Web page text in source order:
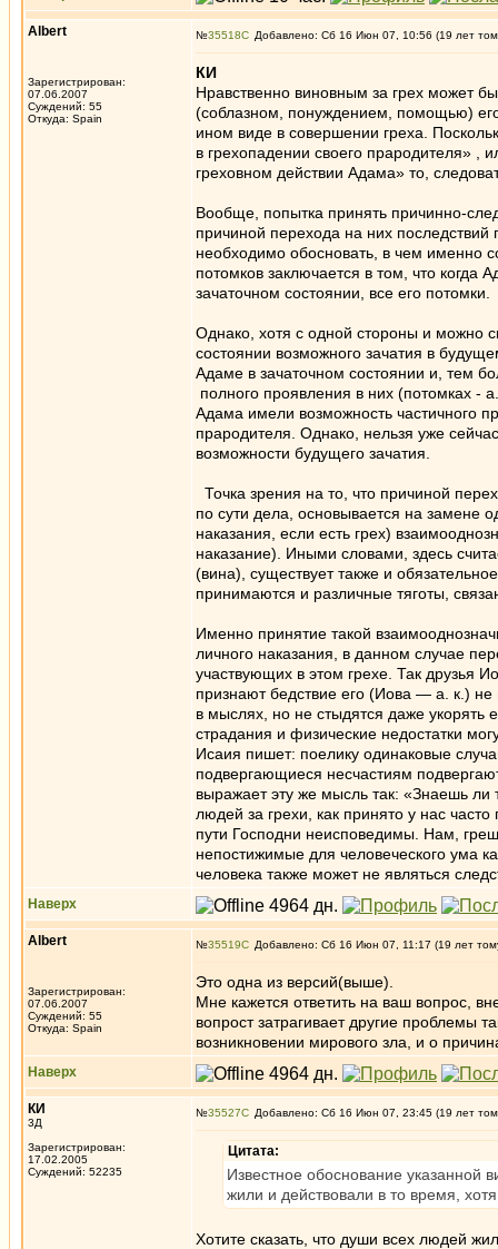
Albert
Зарегистрирован:
07.06.2007
Суждений: 55
Откуда: Spain
№35518 Добавлено: Сб 16 Июн 07, 10:56 (19 лет
КИ
Нравственно виновным за грех может
(соблазном, понуждением, помощью)
ином виде в совершении греха.
в грехопадении своего прародителя» ,
греховном действии Адама» то,
Вообще, попытка принять причинно-
причиной перехода на них последствий
необходимо обосновать, в чем именно
потомков заключается в том, что
зачаточном состоянии, все его потомки.
Однако, хотя с одной стороны и можно
состоянии возможного зачатия в
Адаме в зачаточном состоянии и, тем
полного проявления в них (потомках -
Адама имели возможность частичного
прародителя. Однако, нельзя уже
возможности будущего зачатия.
Точка зрения на то, что причиной
по сути дела, основывается на замене
наказания, если есть грех)
наказание). Иными словами, здесь
(вина), существует также и
принимаются и различные тяготы,
Именно принятие такой
личного наказания, в данном случае
участвующих в этом грехе. Так друзья
признают бедствие его (Иова — а. к.) не
в мыслях, но не стыдятся даже укорять
страдания и физические недостатки
Исаия пишет: поелику одинаковые
подвергающиеся несчастиям
выражает эту же мысль так: «Знаешь ли
людей за грехи, как принято у нас
пути Господни неисповедимы. Нам,
непостижимые для человеческого ума
человека также может не являться
Наверх
Albert
Зарегистрирован:
07.06.2007
Суждений: 55
Откуда: Spain
№35519 Добавлено: Сб 16 Июн 07, 11:17 (19 лет
Это одна из версий(выше).
Мне кажется ответить на ваш вопрос,
вопрост затрагивает другие проблемы
возникновении мирового зла, и о
Наверх
КИ
3Д
Зарегистрирован:
17.02.2005
Суждений: 52235
№35527 Добавлено: Сб 16 Июн 07, 23:45 (19 лет
Цитата:
Известное обоснование указанной
жили и действовали в то время,
Хотите сказать, что души всех людей